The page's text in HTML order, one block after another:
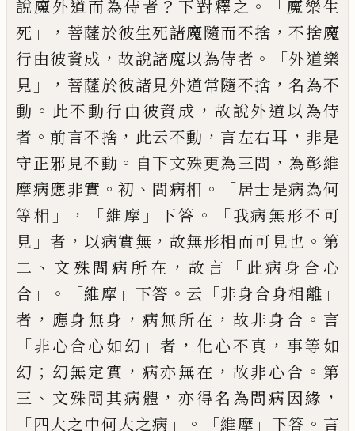
說魔外道而為侍者 ？ 下對釋之 。「魔樂生
死 」， 菩薩於彼生死諸魔隨而不捨 ，不捨魔
行由彼資成 ，故說諸魔以為侍者 。「外道樂
見 」， 菩薩於彼諸見外道常隨不捨 ，名為不
動 。 此不動行由彼資成 ， 故說外道以為侍
者 。前言不捨 ， 此云不動 ， 言左右耳 ， 非是
守正邪見不動 。 自下文殊更為三問 ， 為彰維
摩病應非實 。初 、 問病相 。「居士是病為何
等相 」，「維摩 」 下答 。「我病無形不可
見 」者 ， 以病實無 ， 故無形相而可見也 。 第
二 、 文殊問病所 在 ， 故言 「 此病身合心
合 」。「維摩 」 下答 。 云 「非身合身相離 」
者 ， 應身無身 ， 病無所在 ， 故非身合 。 言
「非心合心如幻 」者 ， 化心不真 ， 事等如
幻 ； 幻無定實 ， 病亦無在 ， 故非心合 。 第
三 、 文殊問其病體 ，亦得名為問病因緣 ，
「四大之中何大之病 」。 「維摩 」 下答 。 言